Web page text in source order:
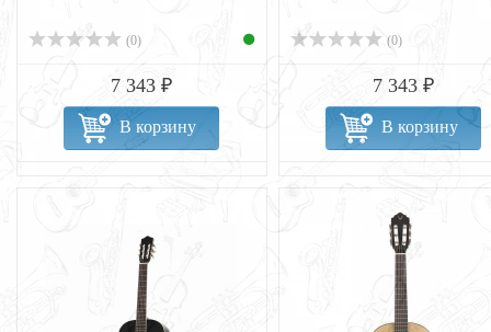
(0)
7 343 ₽
В корзину
(0)
7 343 ₽
В корзину